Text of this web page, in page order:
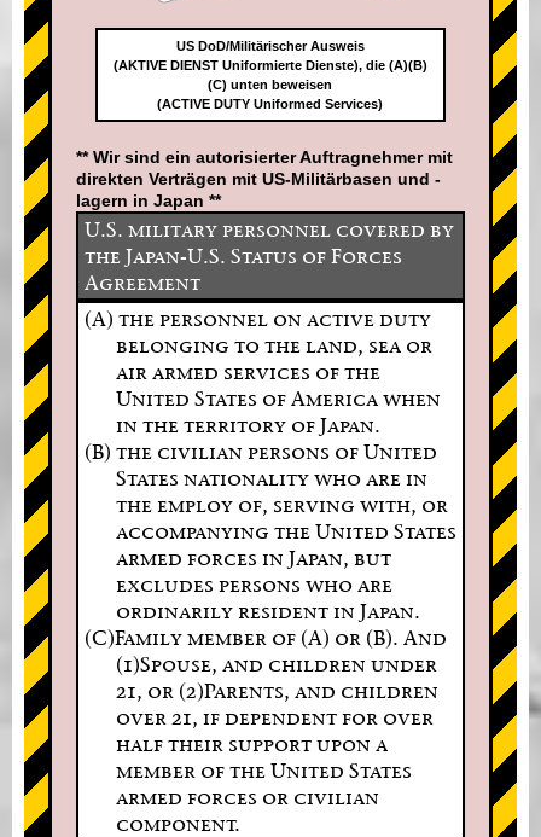
US DoD/Militärischer Ausweis
(AKTIVE DIENST Uniformierte Dienste), die (A)(B)
(C) unten beweisen
(ACTIVE DUTY Uniformed Services)
** Wir sind ein autorisierter Auftragnehmer mit
direkten Verträgen mit US-Militärbasen und -
lagern in Japan **
U.S. military personnel covered by
the Japan-U.S. Status of Forces
Agreement
(A) the personnel on active duty
belonging to the land, sea or
air armed services of the
United States of America when
in the territory of Japan.
(B) the civilian persons of United
States nationality who are in
the employ of, serving with, or
accompanying the United States
armed forces in Japan, but
excludes persons who are
ordinarily resident in Japan.
(C)Family member of (A) or (B). And
(1)Spouse, and children under
21, or (2)Parents, and children
over 21, if dependent for over
half their support upon a
member of the United States
armed forces or civilian
component.